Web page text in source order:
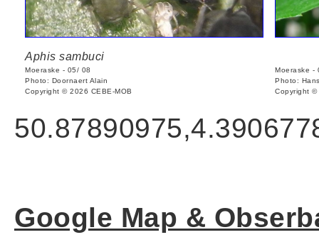
Aphis sambuci
Moeraske - 05/ 08
Photo: Doornaert Alain
Copyright © 2026 CEBE-MOB
Moeraske -
Photo:
Copyright ©
Google Map &